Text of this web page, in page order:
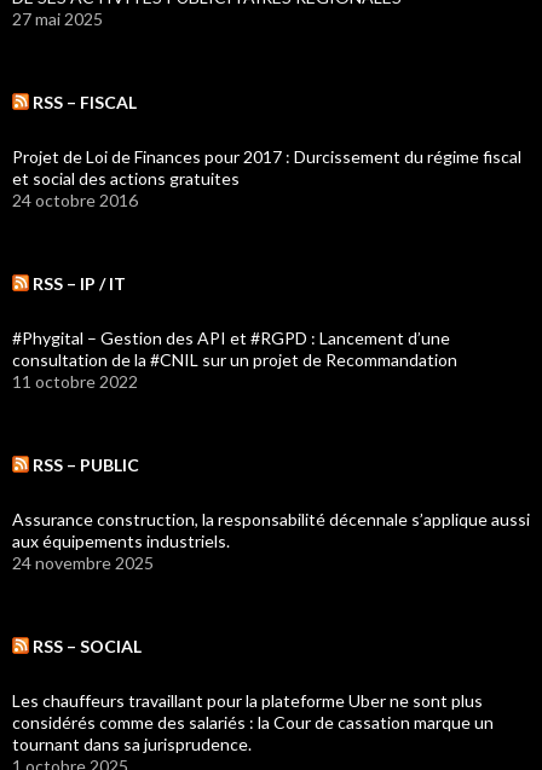
27 mai 2025
RSS – FISCAL
Projet de Loi de Finances pour 2017 : Durcissement du régime fiscal
et social des actions gratuites
24 octobre 2016
RSS – IP / IT
#Phygital – Gestion des API et #RGPD : Lancement d’une
consultation de la #CNIL sur un projet de Recommandation
11 octobre 2022
RSS – PUBLIC
Assurance construction, la responsabilité décennale s’applique aussi
aux équipements industriels.
24 novembre 2025
RSS – SOCIAL
Les chauffeurs travaillant pour la plateforme Uber ne sont plus
considérés comme des salariés : la Cour de cassation marque un
tournant dans sa jurisprudence.
1 octobre 2025